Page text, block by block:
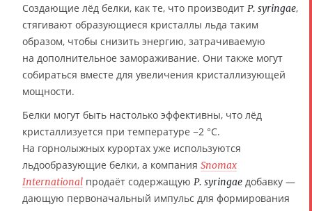
Создающие лёд белки, как те, что производит P. syringae,
стягивают образующиеся кристаллы льда таким
образом, чтобы снизить энергию, затрачиваемую
на дополнительное замораживание. Они также могут
собираться вместе для увеличения кристаллизующей
мощности.
Белки могут быть настолько эффективны, что лёд
кристаллизуется при температуре −2 °C.
На горнолыжных курортах уже используются
льдообразующие белки, а компания Snomax
International продаёт содержащую P. syringae добавку —
дающую первоначальный импульс для формирования